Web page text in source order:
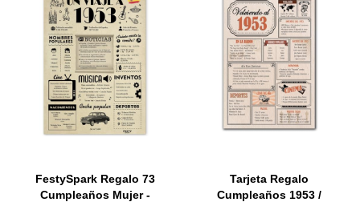
FestySpark Regalo 73
Cumpleaños Mujer -
Tarjeta Regalo
Cumpleaños 1953 /